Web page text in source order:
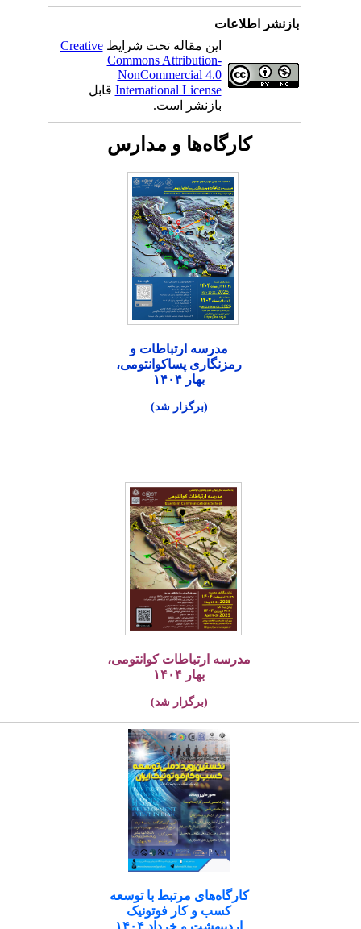
بازنشر اطلاعات
این مقاله تحت شرایطCreative
Commons Attribution-
NonCommercial 4.0
International Licenseقابل
بازنشر است.
کارگاه‌ها و مدارس
مدرسه ارتباطات و
رمزنگاری پساکوانتومی،
بهار ۱۴۰۴
(برگزار شد)
مدرسه ارتباطات کوانتومی،
بهار ۱۴۰۴
(برگزار شد)
کارگاه‌های مرتبط با توسعه
کسب و کار فوتونیک
اردیبهشت و خرداد ۱۴۰۴